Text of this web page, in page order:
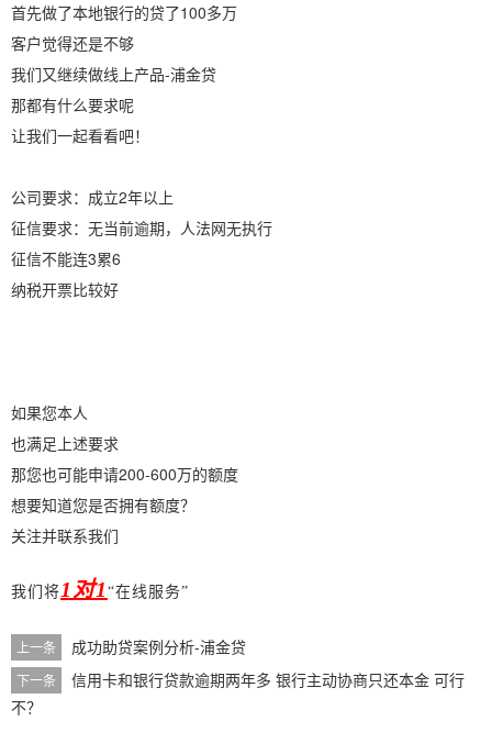
首先做了本地银行的贷了100多万
客户觉得还是不够
我们又继续做线上产品-浦金贷
那都有什么要求呢
让我们一起看看吧！
公司要求：成立2年以上
征信要求：无当前逾期，人法网无执行
征信不能连3累6
纳税开票比较好
如果您本人
也满足上述要求
那您也可能申请200-600万的额度
想要知道您是否拥有额度？
关注并联系我们
我们将 1对1 “在线服务”
上一条 成功助贷案例分析-浦金贷
下一条
信用卡和银行贷款逾期两年多 银行主动协商只还本金 可行
不？